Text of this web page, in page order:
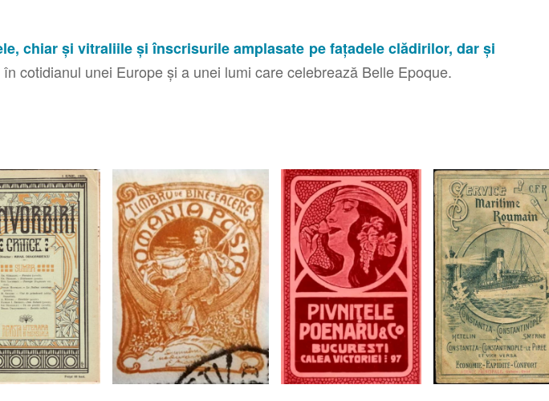
chiar și vitraliile și înscrisurile amplasate pe fațadele clădirilor, dar și
cotidianul unei Europe și a unei lumi care celebrează Belle Epoque.